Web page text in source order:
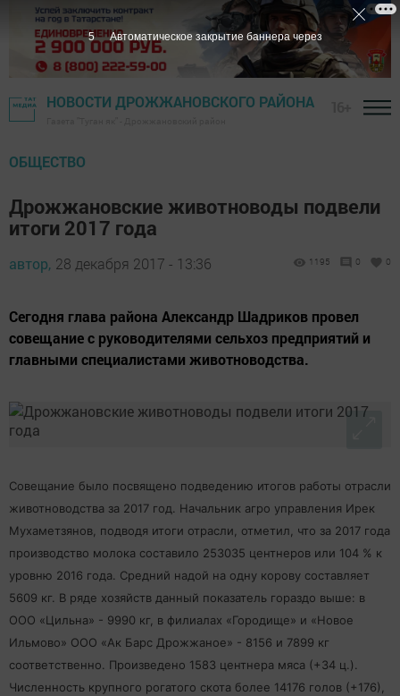
НОВОСТИ ДРОЖЖАНОВСКОГО РАЙОНА
ОБЩЕСТВО
Дрожжановские животноводы подвели
итоги 2017 года
автор, 28 декабря 2017 - 13:36 1195 0 0
Сегодня глава района Александр Шадриков провел
совещание с руководителями сельхоз предприятий и
главными специалистами животноводства.
Совещание было посвящено подведению итогов работы отрасли
животноводства за 2017 год. Начальник агро управления Ирек
Мухаметзянов, подводя итоги отрасли, отметил, что за 2017 года
производство молока составило 253035 центнеров или 104 % к
уровню 2016 года. Средний надой на одну корову составляет
5609 кг. В ряде хозяйств данный показатель гораздо выше: в
ООО «Цильна» - 9990 кг, в филиалах «Городище» и «Новое
Ильмово» ООО «Ак Барс Дрожжаное» - 8156 и 7899 кг
соответственно. Произведено 1583 центнера мяса (+34 ц.).
Численность крупного рогатого скота более 14176 голов (+176),
4 Автоматическое закрытие баннера через